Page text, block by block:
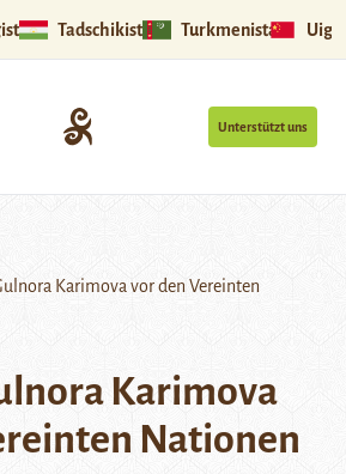
Tadschikistan Turkmenistan
Unterstützt uns
Karimova vor den Vereinten
Karimova
Nationen